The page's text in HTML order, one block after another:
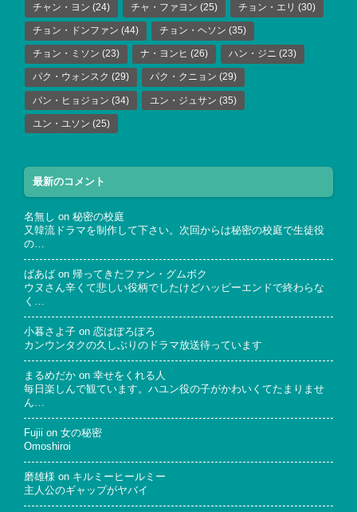
チャン・ヨン (24) チャ・ファヨン (25) チョン・エリ (30)
チョン・ドンファン (44) チョン・ヘソン (35)
チョン・ミソン (23) ナ・ヨンヒ (26) ハン・ジニ (23)
パク・ウォンスク (29) パク・クニョン (29)
パン・ヒョジョン (34) ユン・ジュサン (35)
ユン・ユソン (25)
最新のコメント
名無し on 秘密の校庭
又韓流ドラマを制作して下さい。次回からは秘密の校庭で生徒役
の…
ばあば on 帰ってきたファン・グムボク
ウヌさん辛くて悲しい役柄でしたけどハッピーエンドで終わらな
く…
小暮さよ子 on 恋はぽろぽろ
カンウンタクの久しぶりのドラマ放送待っています
まるめだか on 幸せをくれる人
毎日楽しんで観ています。ハユン役の子がかわいくてたまりませ
ん…
Fujii on 女の秘密
Omoshiroi
磨雄様 on キルミーヒールミー
主人公のギャップがヤバイ